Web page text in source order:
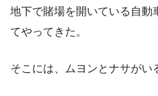
地下で賭場を開いている自動
てやってきた。
そこには、ムヨンとナサがい